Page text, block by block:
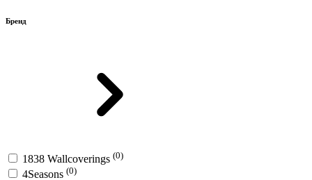
Бренд
1838 Wallcoverings (0)
4Seasons (0)